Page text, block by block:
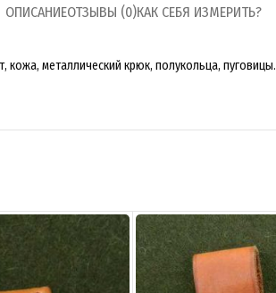
ОПИСАНИЕОТЗЫВЫ (0)КАК СЕБЯ ИЗМЕРИТЬ?
металлический крюк, полукольца, пуговицы.